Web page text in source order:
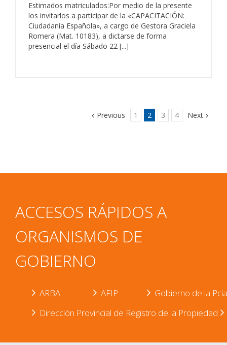
Estimados matriculados:Por medio de la presente
los invitarlos a participar de la «CAPACITACIÓN:
Ciudadanía Española», a cargo de Gestora Graciela
Romera (Mat. 10183), a dictarse de forma
presencial el día Sábado 22 [...]
Previous 1 2 3 4 Next
ACCESOS RÁPIDOS A
ORGANISMOS DE
GOBIERNO
ARBA AFIP
Gobierno de la
Dirección Provincial de Registro de la Propiedad